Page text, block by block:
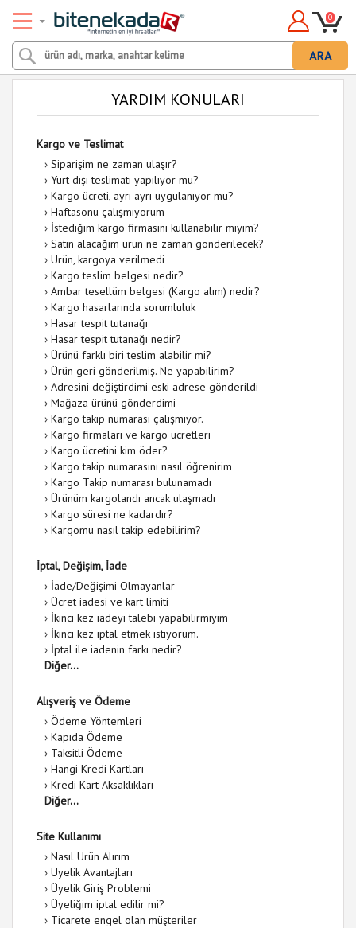
ARA
0
YARDIM KONULARI
Kargo ve Teslimat
› Siparişim ne zaman ulaşır?
› Yurt dışı teslimatı yapılıyor mu?
› Kargo ücreti, ayrı ayrı uygulanıyor mu?
› Haftasonu çalışmıyorum
› İstediğim kargo firmasını kullanabilir miyim?
› Satın alacağım ürün ne zaman gönderilecek?
› Ürün, kargoya verilmedi
› Kargo teslim belgesi nedir?
› Ambar tesellüm belgesi (Kargo alım) nedir?
› Kargo hasarlarında sorumluluk
› Hasar tespit tutanağı
› Hasar tespit tutanağı nedir?
› Ürünü farklı biri teslim alabilir mi?
› Ürün geri gönderilmiş. Ne yapabilirim?
› Adresini değiştirdimi eski adrese gönderildi
› Mağaza ürünü gönderdimi
› Kargo takip numarası çalışmıyor.
› Kargo firmaları ve kargo ücretleri
› Kargo ücretini kim öder?
› Kargo takip numarasını nasıl öğrenirim
› Kargo Takip numarası bulunamadı
› Ürünüm kargolandı ancak ulaşmadı
› Kargo süresi ne kadardır?
› Kargomu nasıl takip edebilirim?
İptal, Değişim, İade
› İade/Değişimi Olmayanlar
› Ücret iadesi ve kart limiti
› İkinci kez iadeyi talebi yapabilirmiyim
› İkinci kez iptal etmek istiyorum.
› İptal ile iadenin farkı nedir?
Diğer...
Alışveriş ve Ödeme
› Ödeme Yöntemleri
› Kapıda Ödeme
› Taksitli Ödeme
› Hangi Kredi Kartları
› Kredi Kart Aksaklıkları
Diğer...
Site Kullanımı
› Nasıl Ürün Alırım
› Üyelik Avantajları
› Üyelik Giriş Problemi
› Üyeliğim iptal edilir mi?
› Ticarete engel olan müşteriler